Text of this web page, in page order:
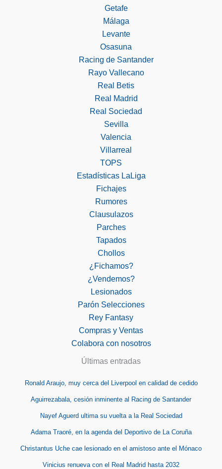
Getafe
Málaga
Levante
Osasuna
Racing de Santander
Rayo Vallecano
Real Betis
Real Madrid
Real Sociedad
Sevilla
Valencia
Villarreal
TOPS
Estadísticas LaLiga
Fichajes
Rumores
Clausulazos
Parches
Tapados
Chollos
¿Fichamos?
¿Vendemos?
Lesionados
Parón Selecciones
Rey Fantasy
Compras y Ventas
Colabora con nosotros
Últimas entradas
Ronald Araujo, muy cerca del Liverpool en calidad de cedido
Aguirrezabala, cesión inminente al Racing de Santander
Nayef Aguerd ultima su vuelta a la Real Sociedad
Adama Traoré, en la agenda del Deportivo de La Coruña
Christantus Uche cae lesionado en el amistoso ante el Mónaco
Vinicius renueva con el Real Madrid hasta 2032